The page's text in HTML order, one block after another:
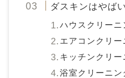
ダスキンはやば
ハウスクリーニ
エアコンクリー
キッチンクリー
浴室クリーニン